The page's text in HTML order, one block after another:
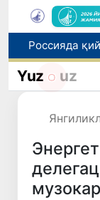
Yuz uz